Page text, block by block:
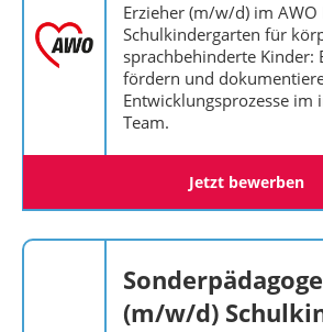
Erzieher (m/w/d) im AWO
Schulkindergarten für
sprachbehinderte Kinder:
fördern und
Entwicklungsprozesse im
Team.
Jetzt bewerben
(m/w/d)